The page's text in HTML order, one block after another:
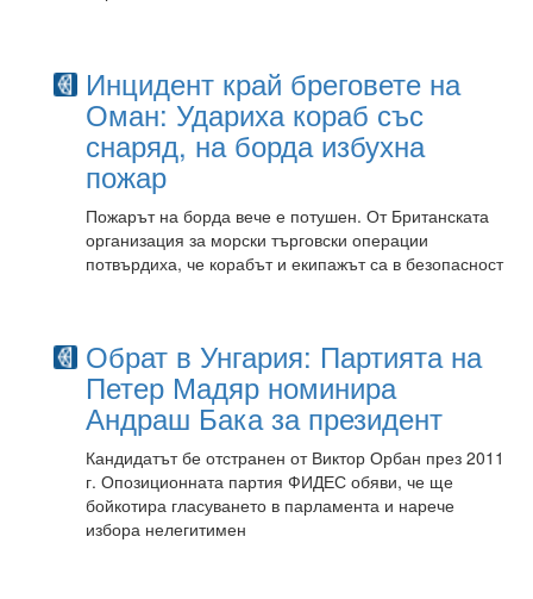
Инцидент край бреговете на
Оман: Удариха кораб със
снаряд, на борда избухна
пожар
Пожарът на борда вече е потушен. От Британската
организация за морски търговски операции
потвърдиха, че корабът и екипажът са в безопасност
Обрат в Унгария: Партията на
Петер Мадяр номинира
Андраш Бака за президент
Кандидатът бе отстранен от Виктор Орбан през 2011
г. Опозиционната партия ФИДЕС обяви, че ще
бойкотира гласуването в парламента и нарече
избора нелегитимен